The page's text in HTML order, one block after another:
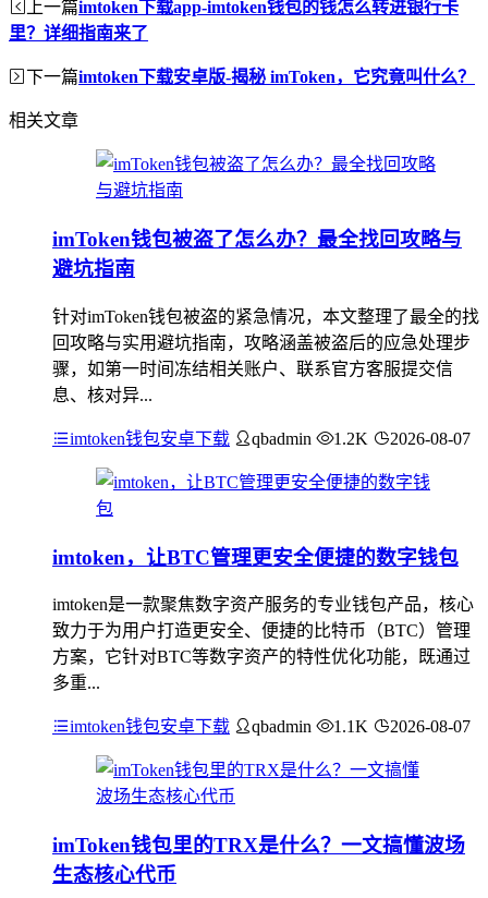
上一篇imtoken下载app-imtoken钱包的钱怎么转进银行卡
里？详细指南来了
下一篇imtoken下载安卓版-揭秘 imToken，它究竟叫什么？
相关文章
imToken钱包被盗了怎么办？最全找回攻略与
避坑指南
针对imToken钱包被盗的紧急情况，本文整理了最全的找
回攻略与实用避坑指南，攻略涵盖被盗后的应急处理步
骤，如第一时间冻结相关账户、联系官方客服提交信
息、核对异...
imtoken钱包安卓下载 qbadmin 1.2K 2026-08-07
imtoken，让BTC管理更安全便捷的数字钱包
imtoken是一款聚焦数字资产服务的专业钱包产品，核心
致力于为用户打造更安全、便捷的比特币（BTC）管理
方案，它针对BTC等数字资产的特性优化功能，既通过
多重...
imtoken钱包安卓下载 qbadmin 1.1K 2026-08-07
imToken钱包里的TRX是什么？一文搞懂波场
生态核心代币